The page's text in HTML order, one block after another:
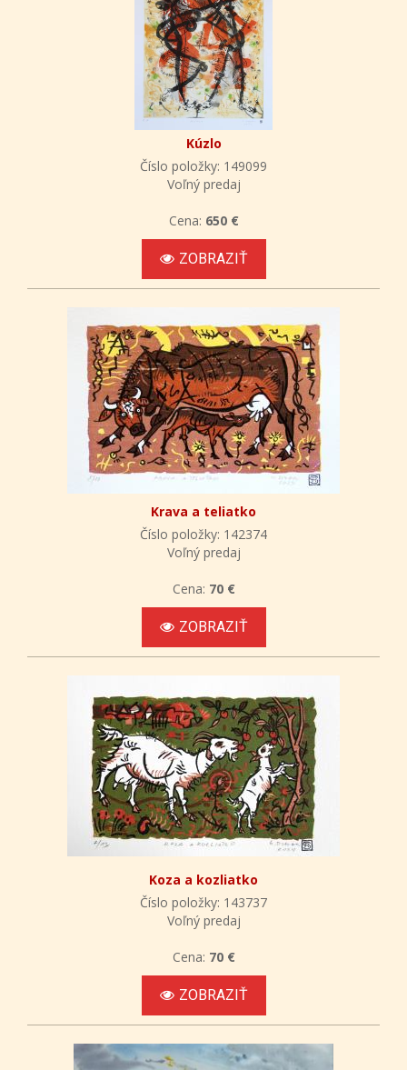
Kúzlo
Číslo položky: 149099
Voľný predaj
Cena: 650 €
ZOBRAZIŤ
Krava a teliatko
Číslo položky: 142374
Voľný predaj
Cena: 70 €
ZOBRAZIŤ
Koza a kozliatko
Číslo položky: 143737
Voľný predaj
Cena: 70 €
ZOBRAZIŤ